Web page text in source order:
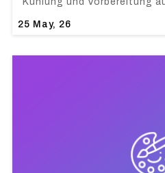
25 May, 26